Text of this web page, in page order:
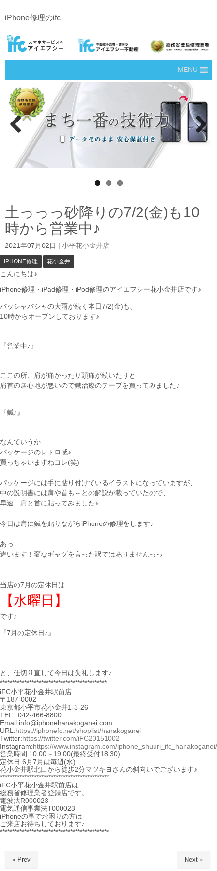
iPhone修理のifc
MENU
Next
土っっっ砂降りの7/2(金)も10
時から営業中♪
2021年07月02日 小平花小金井店
IPHONE修理 花小金井
こんにちは♪
iPhone修理・iPad修理・iPod修理のアイエフシー花小金井店です♪
バッシャバシャの大雨が続く本日7/2(金)も、
10時からオープンしております♪
『営業中♪』
ここの所、肩が痛かったり頭痛が続いたりと
肩首の居心地が悪いので鍼治療のテープを買ってみました♪
『鍼♪』
なんていうか…
パッケージのレトロ感♪
買っちゃいますねコレ(笑)
パッケージには手に貼り付けているイラストになっていますが、
中の説明書には肩や首も～との解説が載っていたので、
早速、肩と首に貼ってみました♪
今日は肩に鍼を貼りながらiPhoneの修理をします♪
あっ…
違います！変なギャグを言った訳ではありませんっっ
当店の7月の定休日は
【水曜日】
です♪
『7月の定休日♪』
と、仕切り直して今日は失礼します♪
********************************************
iFC小平花小金井駅前店
〒187-0002
東京都小平市花小金井1-3-26
TEL : 042-466-8800
Email:info@iphonehanakoganei.com
URL: https://iphonefc.net/shoplist/hanakoganei
Twitter: https://twitter.com/iFC20151002
Instagram: https://www.instagram.com/iphone_shuuri_ifc_hanakoganei/
営業時間:10:00～19:00(最終受付18:30)
定休日:6月7月は毎週(水)
花小金井駅北口から徒歩2分マツキヨさんの斜向いでございます♪
*********************************************
iFC小平花小金井駅前店は
総務省修理業者登録店です。
電波法R000023
電気通信事業法T000023
iPhoneの事でお困りの方は
ご来店お待ちしております♪
*********************************************
« Prev Next »